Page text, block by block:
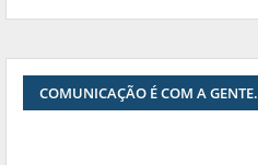
COMUNICAÇÃO É COM A GENTE.